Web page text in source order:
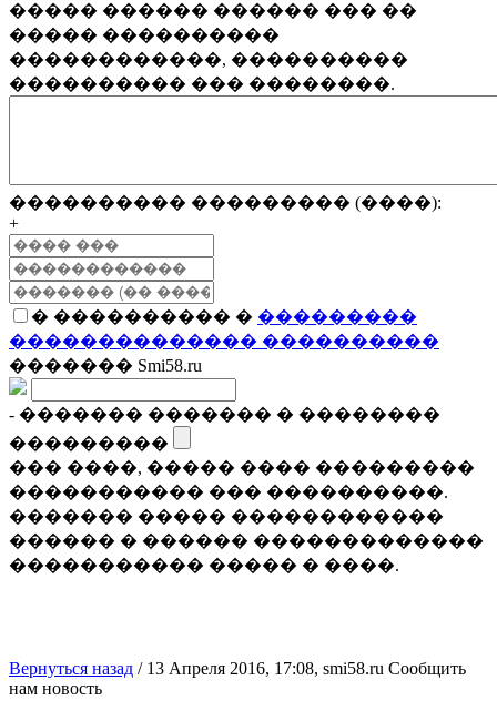
����� ������ ������ ��� ��
����� ����������
������������, ����������
���������� ��� ��������.
���������� ��������� (����):
+
� ���������� � ���������
�������������� ����������
������� Smi58.ru
- ������� ������� � ��������
���������
��� ����, ����� ���� ���������
����������� ��� ����������.
������� ����� ������������
������ � ������ �������������
����������� ����� � ����.
Вернуться назад / 13 Апреля 2016, 17:08, smi58.ru Сообщить
нам новость